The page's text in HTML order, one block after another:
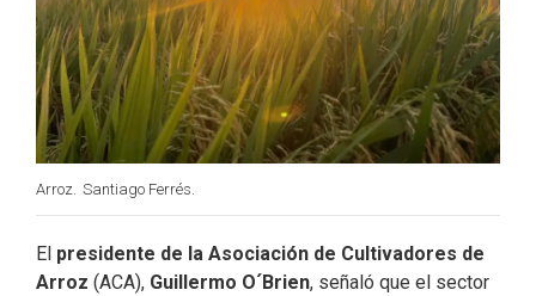
Arroz. Santiago Ferrés.
El presidente de la Asociación de Cultivadores de
Arroz (ACA), Guillermo O´Brien, señaló que el sector